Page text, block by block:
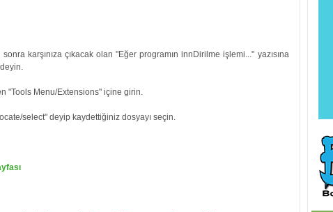
karşınıza çıkacak olan "Eğer programın innDirilme işlemi..." yazısına
"Tools Menu/Extensions" içine girin.
select" deyip kaydettiğiniz dosyayı seçin.